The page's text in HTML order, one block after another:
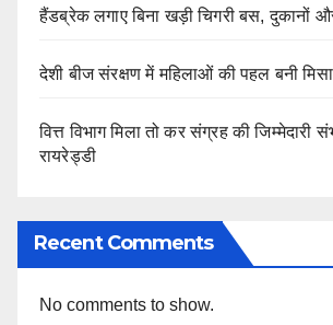
हैंडब्रेक लगाए बिना खड़ी चिगरी बस, दुकानों
देशी बीज संरक्षण में महिलाओं की पहल बनी
वित्त विभाग मिला तो कर संग्रह की जिम्मेदारी
रायरेड्डी
Recent Comments
No comments to show.